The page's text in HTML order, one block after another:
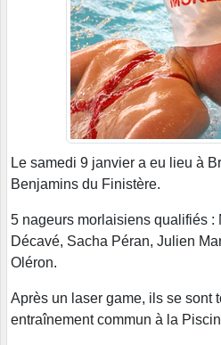
Le samedi 9 janvier a eu lieu à
Benjamins du Finistère.
5 nageurs morlaisiens qualifiés :
Décavé, Sacha Péran, Julien
Oléron.
Après un laser game, ils se sont
entraînement commun à la